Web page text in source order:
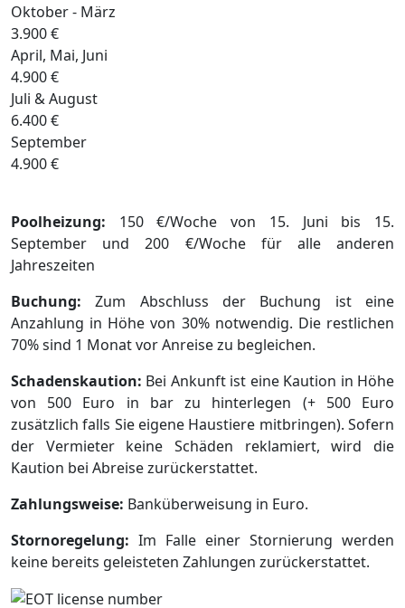
Oktober - März
3.900 €
April, Mai, Juni
4.900 €
Juli & August
6.400 €
September
4.900 €
Poolheizung: 150 €/Woche von 15. Juni bis 15.
September und 200 €/Woche für alle anderen
Jahreszeiten
Buchung: Zum Abschluss der Buchung ist eine
Anzahlung in Höhe von 30% notwendig. Die restlichen
70% sind 1 Monat vor Anreise zu begleichen.
Schadenskaution: Bei Ankunft ist eine Kaution in Höhe
von 500 Euro in bar zu hinterlegen (+ 500 Euro
zusätzlich falls Sie eigene Haustiere mitbringen). Sofern
der Vermieter keine Schäden reklamiert, wird die
Kaution bei Abreise zurückerstattet.
Zahlungsweise: Banküberweisung in Euro.
Stornoregelung: Im Falle einer Stornierung werden
keine bereits geleisteten Zahlungen zurückerstattet.